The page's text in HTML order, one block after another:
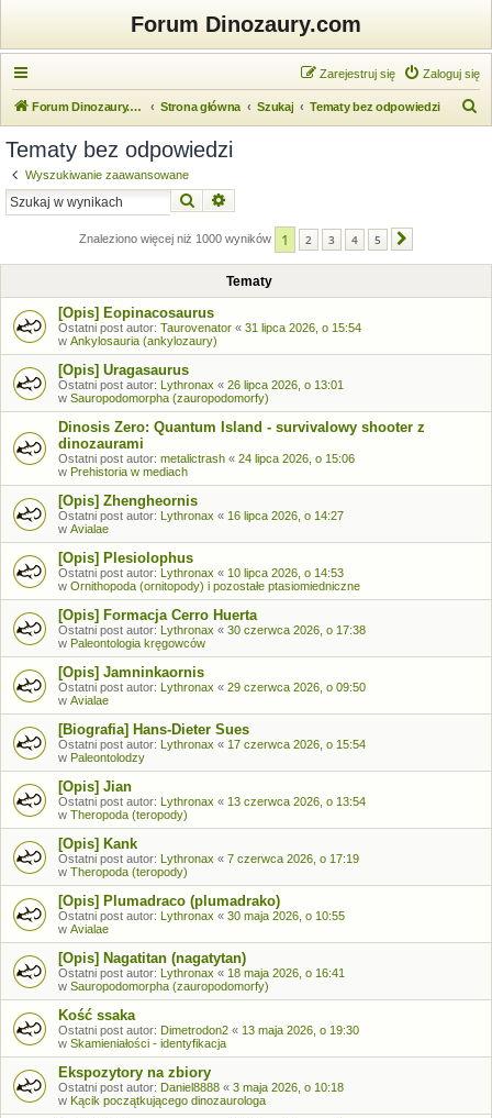
Forum Dinozaury.com
Zaloguj się
Zarejestruj się
Forum Dinozaury.com Strona główna Szukaj Tematy bez odpowiedzi
Tematy bez odpowiedzi
Wyszukiwanie zaawansowane
Szukaj
Znaleziono więcej niż 1000 wyników 1 2 3 4 5
Tematy
[Opis] Eopinacosaurus
Ostatni post autor: Taurovenator « 31 lipca 2026, o 15:54
w Ankylosauria (ankylozaury)
[Opis] Uragasaurus
Ostatni post autor: Lythronax « 26 lipca 2026, o 13:01
w Sauropodomorpha (zauropodomorfy)
Dinosis Zero: Quantum Island - survivalowy shooter z
dinozaurami
Ostatni post autor: metalictrash « 24 lipca 2026, o 15:06
w Prehistoria w mediach
[Opis] Zhengheornis
Ostatni post autor: Lythronax « 16 lipca 2026, o 14:27
w Avialae
[Opis] Plesiolophus
Ostatni post autor: Lythronax « 10 lipca 2026, o 14:53
w Ornithopoda (ornitopody) i pozostałe ptasiomiedniczne
[Opis] Formacja Cerro Huerta
Ostatni post autor: Lythronax « 30 czerwca 2026, o 17:38
w Paleontologia kręgowców
[Opis] Jamninkaornis
Ostatni post autor: Lythronax « 29 czerwca 2026, o 09:50
w Avialae
[Biografia] Hans-Dieter Sues
Ostatni post autor: Lythronax « 17 czerwca 2026, o 15:54
w Paleontolodzy
[Opis] Jian
Ostatni post autor: Lythronax « 13 czerwca 2026, o 13:54
w Theropoda (teropody)
[Opis] Kank
Ostatni post autor: Lythronax « 7 czerwca 2026, o 17:19
w Theropoda (teropody)
[Opis] Plumadraco (plumadrako)
Ostatni post autor: Lythronax « 30 maja 2026, o 10:55
w Avialae
[Opis] Nagatitan (nagatytan)
Ostatni post autor: Lythronax « 18 maja 2026, o 16:41
w Sauropodomorpha (zauropodomorfy)
Kość ssaka
Ostatni post autor: Dimetrodon2 « 13 maja 2026, o 19:30
w Skamieniałości - identyfikacja
Ekspozytory na zbiory
Ostatni post autor: Daniel8888 « 3 maja 2026, o 10:18
w Kącik początkującego dinozaurologa